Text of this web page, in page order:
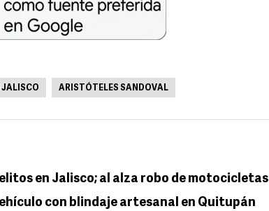
JALISCO ARISTÓTELES SANDOVAL
en Jalisco; al alza robo de motocicletas
con blindaje artesanal en Quitupán